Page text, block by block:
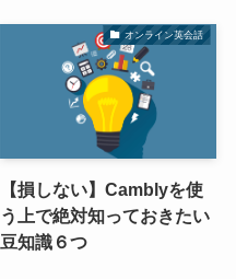
オンライン英会話
【損しない】Camblyを使
う上で絶対知っておきたい
豆知識６つ